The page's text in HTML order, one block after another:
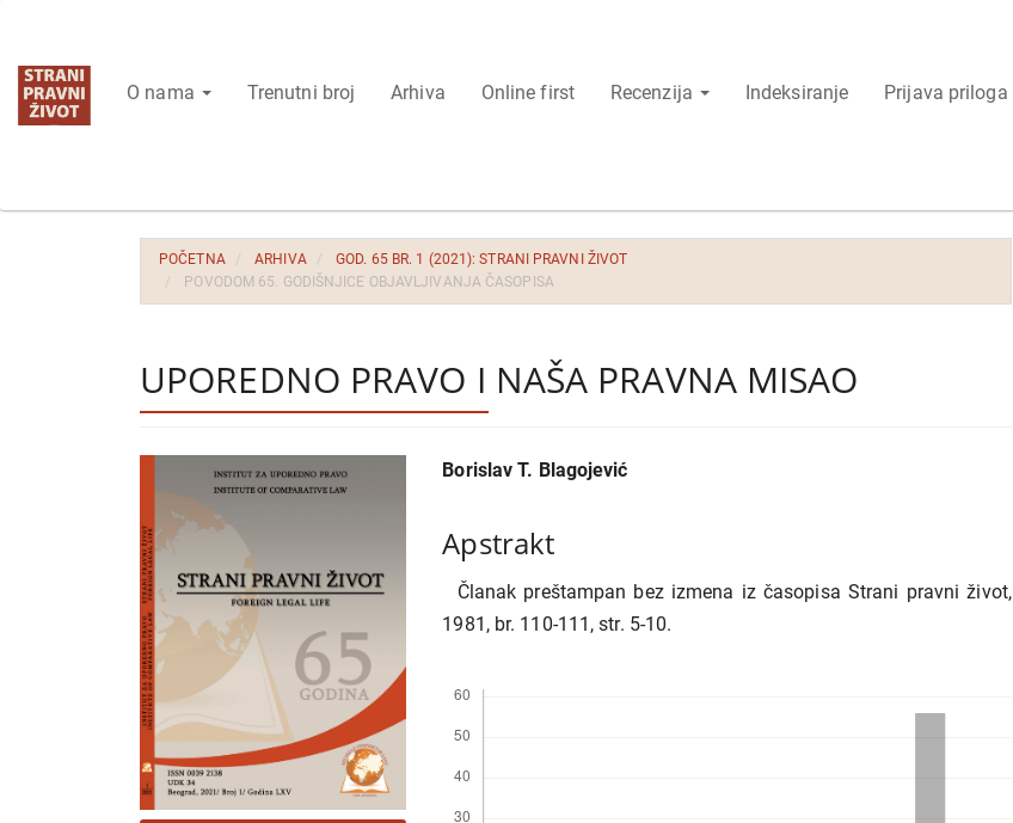
Glavni
sadržaj
Bočna
O nama Trenutni broj Arhiva Online first Recenzija Indeksiranje Prijava priloga
POČETNA ARHIVA
GOD. 65 BR. 1 (2021): STRANI PRAVNI ŽIVOT
POVODOM 65. GODIŠNJICE OBJAVLJIVANJA ČASOPISA
UPOREDNO PRAVO I NAŠA PRAVNA MISAO
Bočna
strana
članka
Glavni
članka
Borislav T. Blagojević
Apstrakt
Članak preštampan bez izmena iz časopisa Strani pravni život,
1981, br. 110-111, str. 5-10.